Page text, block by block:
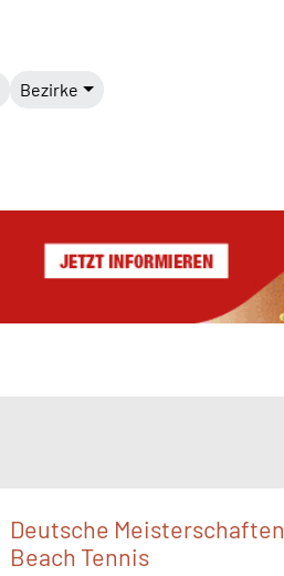
Bezirke
Deutsche Meisterschaften
Beach Tennis